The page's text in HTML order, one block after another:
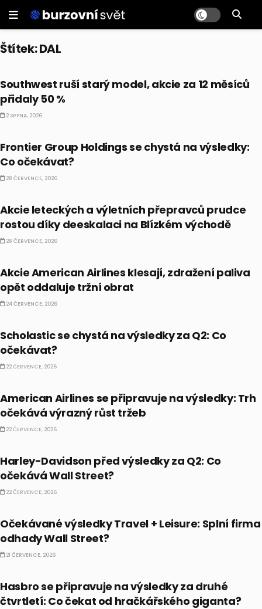
Štítek:DAL
Southwest ruší starý model, akcie za 12 měsíců
přidaly 50 %
2 SRPNA, 2026
Frontier Group Holdings se chystá na výsledky:
Co očekávat?
28 ČERVENCE, 2026
Akcie leteckých a výletních přepravců prudce
rostou díky deeskalaci na Blízkém východě
28 ČERVENCE, 2026
Akcie American Airlines klesají, zdražení paliva
opět oddaluje tržní obrat
24 ČERVENCE, 2026
Scholastic se chystá na výsledky za Q2: Co
očekávat?
22 ČERVENCE, 2026
American Airlines se připravuje na výsledky: Trh
očekává výrazný růst tržeb
22 ČERVENCE, 2026
Harley-Davidson před výsledky za Q2: Co
očekává Wall Street?
22 ČERVENCE, 2026
Očekávané výsledky Travel + Leisure: Splní firma
odhady Wall Street?
21 ČERVENCE, 2026
Hasbro se připravuje na výsledky za druhé
čtvrtletí: Co čekat od hračkářského giganta?